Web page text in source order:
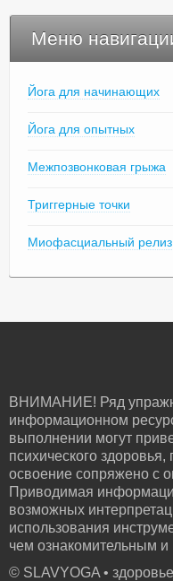
Меню
Йога для начинающих
Йога для опытных
Межпозвонковая грыжа
Триггерные точки
Миофасциальный релиз
ВНИМАНИЕ! Ряд
информационном
выполнении могут
психического
освоение сопряжено с
Приводимая
возможных
использования
чем ознакомительным
© SLAVYOGA •